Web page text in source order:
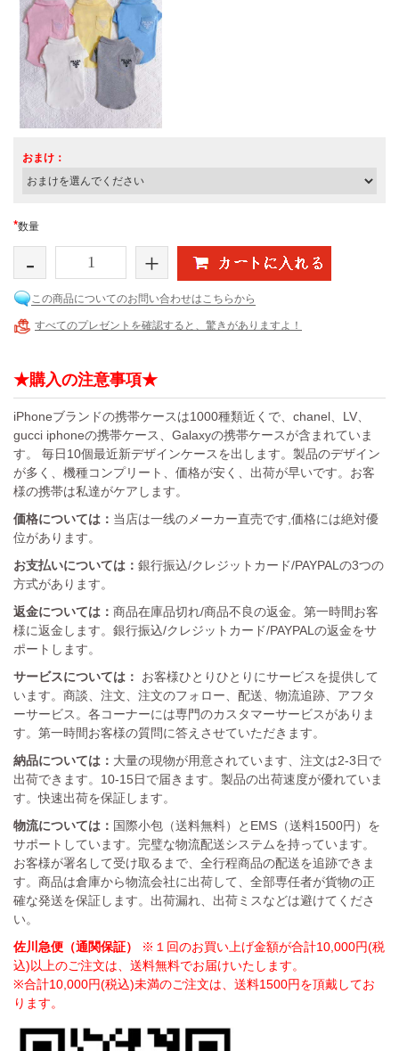
おまけ：
*数量
- +
この商品についてのお問い合わせはこちらから
すべてのプレゼントを確認すると、驚きがありますよ！
★購入の注意事項★
iPhoneブランドの携帯ケースは1000種類近くで、chanel、LV、
gucci iphoneの携帯ケース、Galaxyの携帯ケースが含まれていま
す。 毎日10個最近新デザインケースを出します。製品のデザイン
が多く、機種コンプリート、価格が安く、出荷が早いです。お客
様の携帯は私達がケアします。
価格については： 当店は一线のメーカー直売です,価格には絶対優
位があります。
お支払いについては： 銀行振込/クレジットカード/PAYPALの3つの
方式があります。
返金については： 商品在庫品切れ/商品不良の返金。第一時間お客
様に返金します。銀行振込/クレジットカード/PAYPALの返金をサ
ポートします。
サービスについては：
お客様ひとりひとりにサービスを提供して
います。商談、注文、注文のフォロー、配送、物流追跡、アフタ
ーサービス。各コーナーには専門のカスタマーサービスがありま
す。第一時間お客様の質問に答えさせていただきます。
納品については： 大量の現物が用意されています、注文は2-3日で
出荷できます。10-15日で届きます。製品の出荷速度が優れていま
す。快速出荷を保証します。
物流については： 国際小包（送料無料）とEMS（送料1500円）を
サポートしています。完璧な物流配送システムを持っています。
お客様が署名して受け取るまで、全行程商品の配送を追跡できま
す。商品は倉庫から物流会社に出荷して、全部専任者が貨物の正
確な発送を保証します。出荷漏れ、出荷ミスなどは避けてくださ
い。
佐川急便（通関保証）
※１回のお買い上げ金額が合計10,000円(税
込)以上のご注文は、送料無料でお届けいたします。
※合計10,000円(税込)未満のご注文は、送料1500円を頂戴してお
ります。